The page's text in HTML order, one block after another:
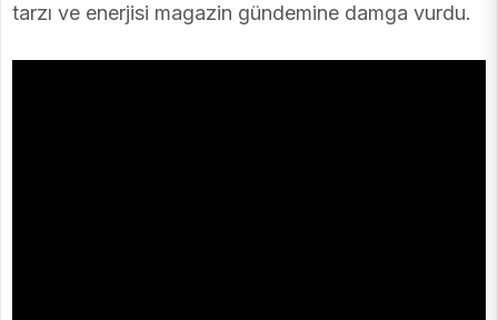
tarzı ve enerjisi magazin gündemine damga vurdu.